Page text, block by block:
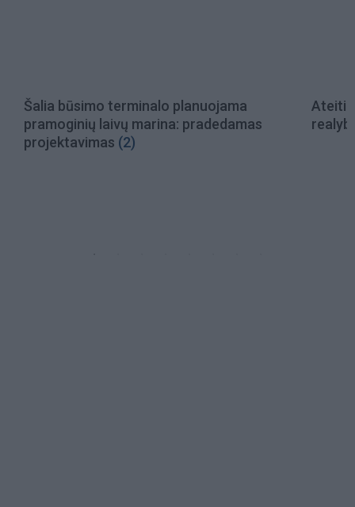
Šalia būsimo terminalo planuojama
pramoginių laivų marina: pradedamas
projektavimas (2)